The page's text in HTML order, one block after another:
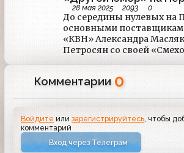
28 мая 2025 2093 0
До середины нулевых на
основными
«КВН» Александра
Петросян со своей
«Кривым зеркалом» и
иногда в эфире
В начале 2004 года канал
Петросян.
Комментарии 0
Войдите илизарегистрируйтесь, чтобы
комментарий
Вход через Телеграм